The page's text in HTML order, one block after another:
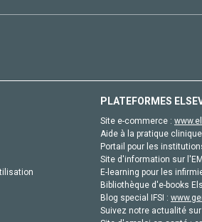
PLATEFORMES
Site e-commerce :
Aide à la pratique
Portail pour les
Site d'information sur
E-learning pour les
Bibliothèque d'e-books
Blog special IFSI :
Suivez notre actualité